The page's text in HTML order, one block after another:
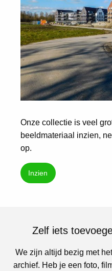
Onze collectie is veel
beeldmateriaal inzien,
op.
Inzien
Zelf iets
We zijn altijd bezig met
archief. Heb je een foto,